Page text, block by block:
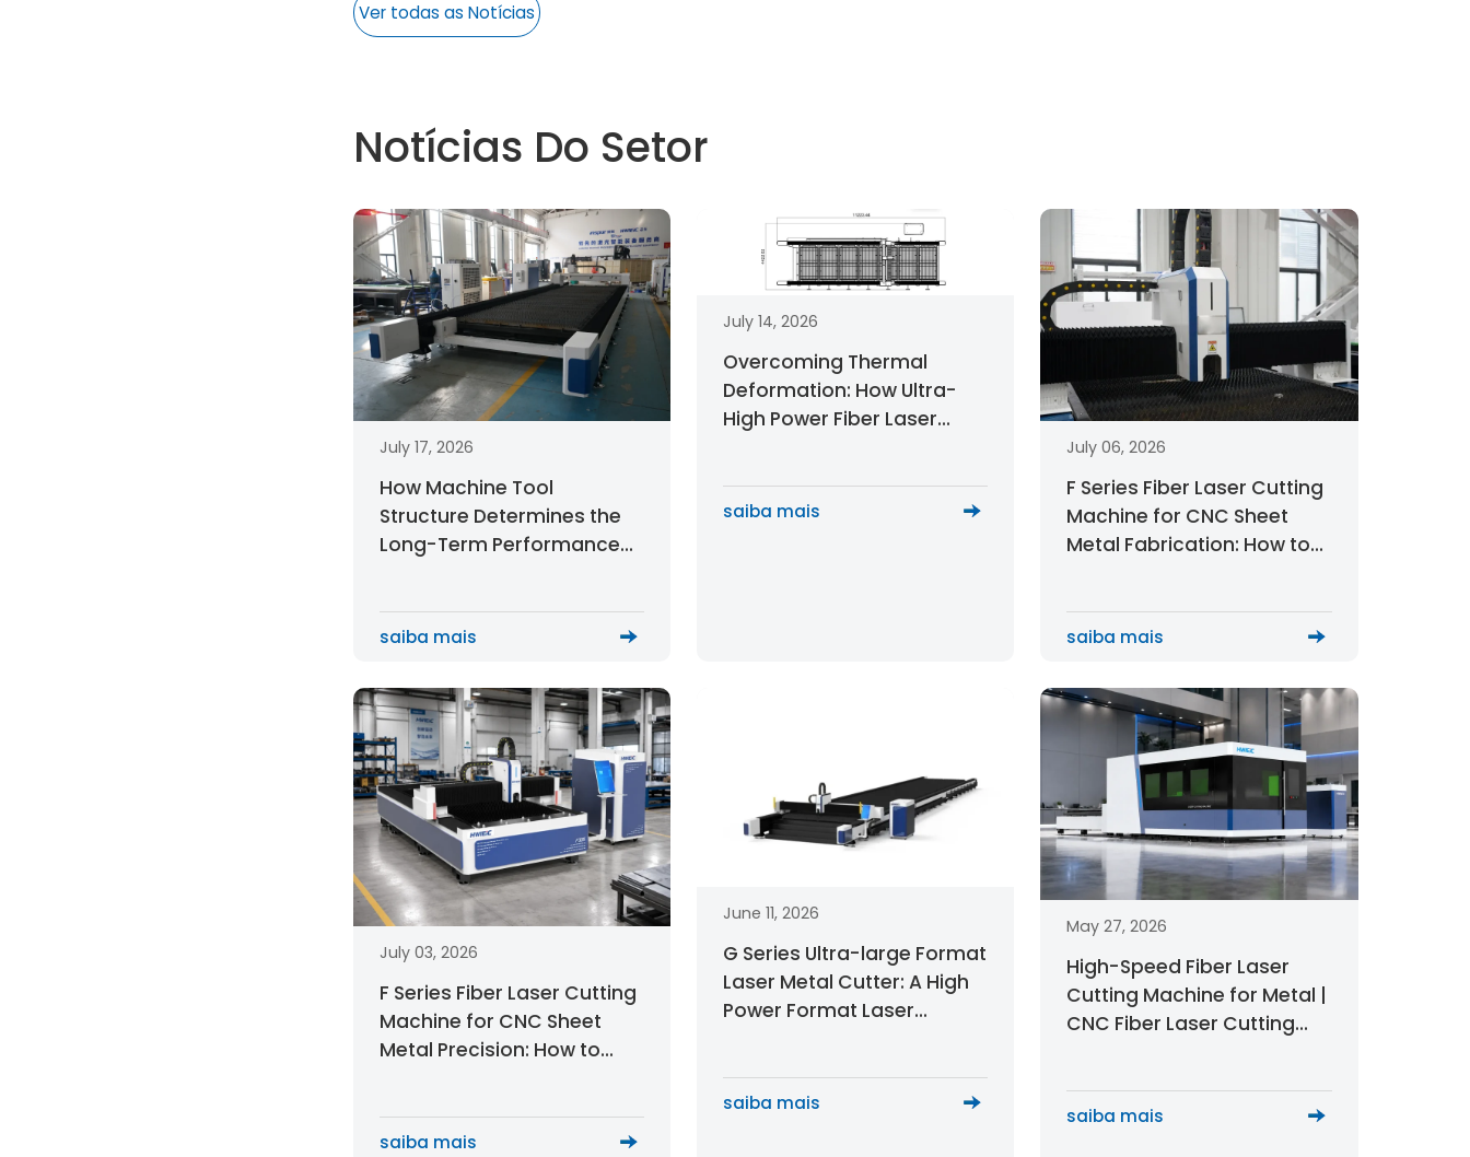
Ver todas as Notícias
Notícias Do Setor
July 17, 2026
How Machine Tool
Structure Determines the
Long-Term Performance
saiba mais
July 14, 2026
Overcoming Thermal
Deformation: How Ultra-
High Power Fiber Laser
saiba mais
July 06, 2026
F Series Fiber Laser Cutting
Machine for CNC Sheet
Metal Fabrication: How to
saiba mais
July 03, 2026
F Series Fiber Laser Cutting
Machine for CNC Sheet
Metal Precision: How to
saiba mais
June 11, 2026
G Series Ultra-large Format
Laser Metal Cutter: A High
Power Format Laser
Cutting
saiba mais
May 27, 2026
High-Speed Fiber Laser
Cutting Machine for Metal |
CNC Fiber Laser Cutting
saiba mais